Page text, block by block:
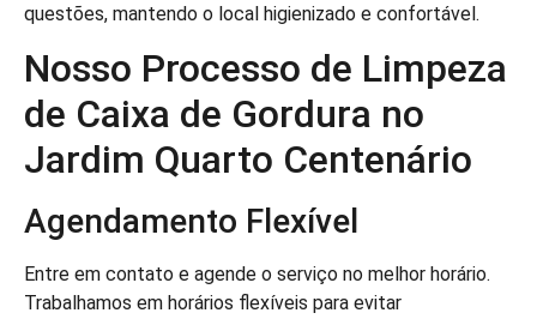
questões, mantendo o local higienizado e confortável.
Nosso Processo de Limpeza
de Caixa de Gordura no
Jardim Quarto Centenário
Agendamento Flexível
Entre em contato e agende o serviço no melhor horário.
Trabalhamos em horários flexíveis para evitar